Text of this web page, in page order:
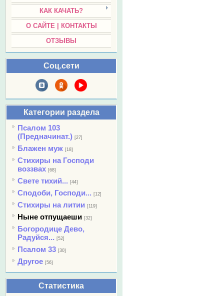
КАК КАЧАТЬ?
О САЙТЕ | КОНТАКТЫ
ОТЗЫВЫ
Соц.сети
Категории раздела
Псалом 103
(Предначинат.) [27]
Блажен муж [18]
Стихиры на Господи
воззвах [68]
Свете тихий... [44]
Сподоби, Господи... [12]
Стихиры на литии [119]
Ныне отпущаеши [32]
Богородице Дево,
Радуйся... [52]
Псалом 33 [30]
Другое [56]
Статистика